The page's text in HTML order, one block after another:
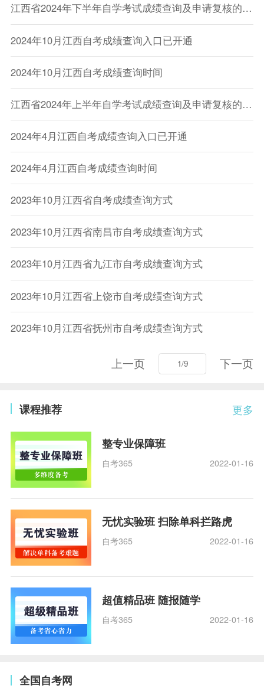
江西省2024年下半年自学考试成绩查询及申请复核的公告
2024年10月江西自考成绩查询入口已开通
2024年10月江西自考成绩查询时间
江西省2024年上半年自学考试成绩查询及申请复核的公告
2024年4月江西自考成绩查询入口已开通
2024年4月江西自考成绩查询时间
2023年10月江西省自考成绩查询方式
2023年10月江西省南昌市自考成绩查询方式
2023年10月江西省九江市自考成绩查询方式
2023年10月江西省上饶市自考成绩查询方式
2023年10月江西省抚州市自考成绩查询方式
上一页 下一页
更多
课程推荐
整专业保障班
自考365 2022-01-16
无忧实验班 扫除单科拦路虎
自考365 2022-01-16
超值精品班 随报随学
自考365 2022-01-16
全国自考网